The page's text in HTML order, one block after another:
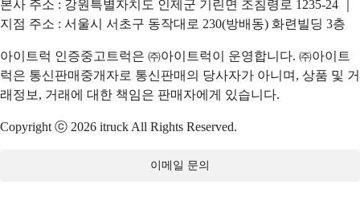
본사 주소 : 강원특별자치도 인제군 기린면 조침령로 1235-24 ｜
지점 주소 : 서울시 서초구 동작대로 230(방배동) 화련빌딩 3층
아이트럭 인증중고트럭은 ㈜아이트럭이 운영합니다. ㈜아이트
럭은 통신판매중개자로 통신판매의 당사자가 아니며, 상품 및 거
래정보, 거래에 대한 책임은 판매자에게 있습니다.
Copyright ⓒ 2026 itruck All Rights Reserved.
이메일 문의